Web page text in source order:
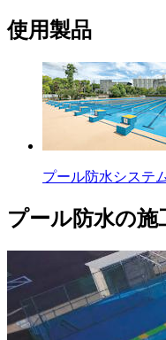
使用製品
プール防水システ
プール防水の施